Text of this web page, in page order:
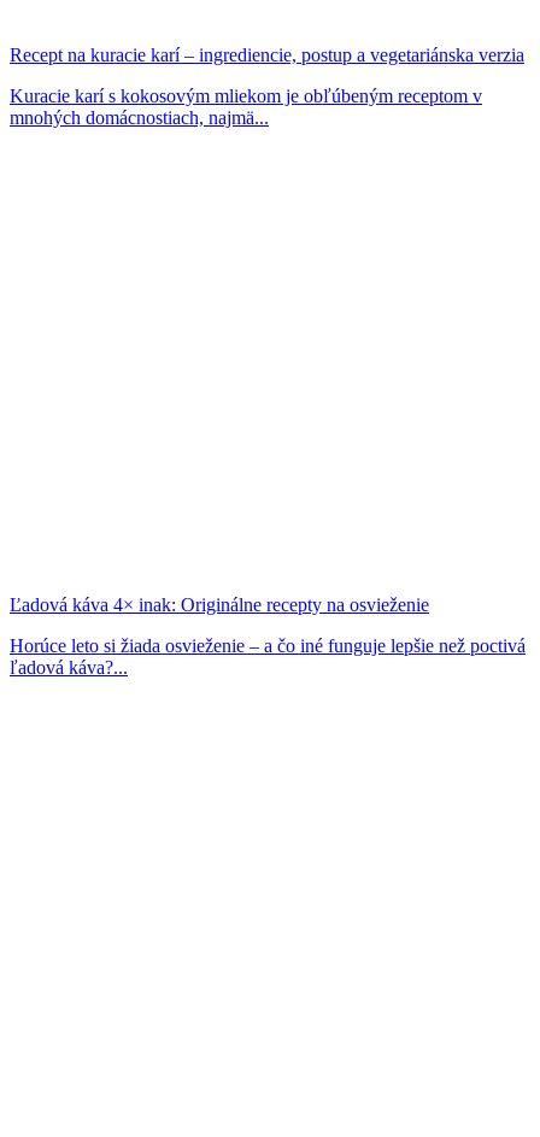
Recept na kuracie karí – ingrediencie, postup a vegetariánska verzia
Kuracie karí s kokosovým mliekom je obľúbeným receptom v
mnohých domácnostiach, najmä...
Ľadová káva 4× inak: Originálne recepty na osvieženie
Horúce leto si žiada osvieženie – a čo iné funguje lepšie než poctivá
ľadová káva?...